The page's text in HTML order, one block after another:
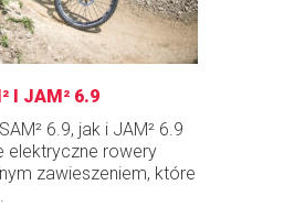
I JAM² 6.9
6.9, jak i JAM² 6.9
elektryczne rowery
zawieszeniem, które